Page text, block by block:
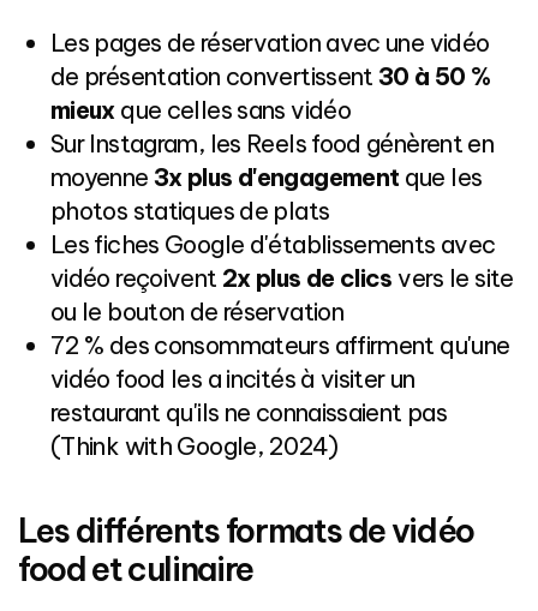
Les pages de réservation avec une vidéo
de présentation convertissent30 à 50 %
mieuxque celles sans vidéo
Sur Instagram, les Reels food génèrent en
moyenne 3x plus d'engagement que les
photos statiques de plats
Les fiches Google d'établissements avec
vidéo reçoivent 2x plus de clics vers le site
ou le bouton de réservation
72 % des consommateurs affirment qu'une
vidéo food les a incités à visiter un
restaurant qu'ils ne connaissaient pas
(Think with Google, 2024)
Les différents formats de vidéo
food et culinaire